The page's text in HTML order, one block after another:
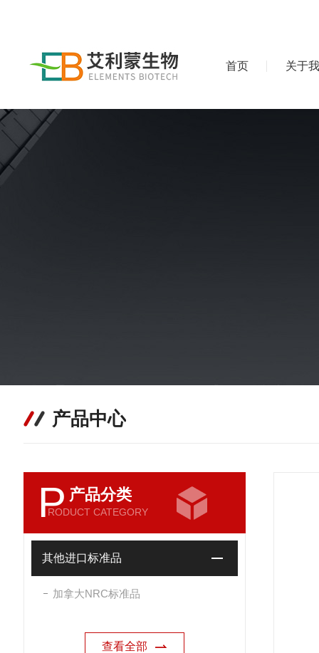
首页 关于
产品中心
P 产品分类
RODUCT CATEGORY
其他进口标准品
加拿大NRC标准品
查看全部